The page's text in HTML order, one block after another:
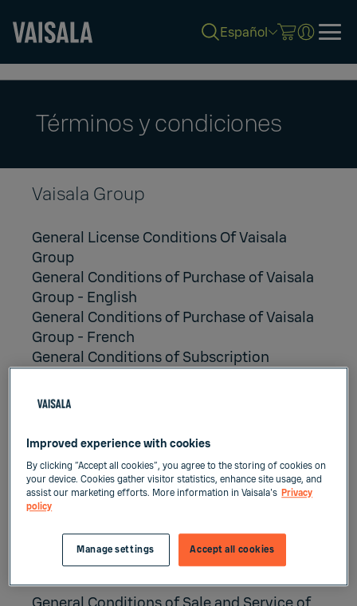
content
Español
Términos y condiciones
Vaisala Group
General License Conditions Of Vaisala
Group
General Conditions of Purchase of Vaisala
Group - English
General Conditions of Purchase of Vaisala
Group - French
General Conditions of Subscription
General Conditions of Project Deliveries of
Vaisala Oyj
General Conditions of Sale and Service of
Vaisala Ltd
Improved experience with cookies
By clicking “Accept all cookies”, you agree to the storing of cookies on
your device. Cookies gather visitor statistics, enhance site usage, and
assist our marketing efforts. More information in Vaisala's Privacy
policy
Accept all cookies
Manage settings